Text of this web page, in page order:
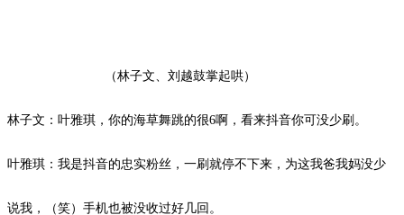
（林子文、刘越鼓掌起哄）
林子文：叶雅琪，你的海草舞跳的很6啊，看来抖音你可没少刷。
叶雅琪：我是抖音的忠实粉丝，一刷就停不下来，为这我爸我妈没少
说我，（笑）手机也被没收过好几回。